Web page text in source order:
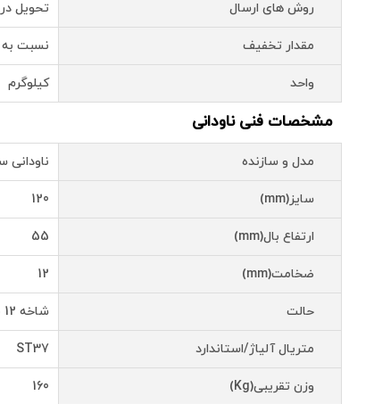
روش های ارسال تحویل در
مقدار تخفیف نسبت
واحد کیلوگرم
مشخصات فنی ناودانی
مدل و سازنده ناودانی سایز 12 شاخه 12متری
سایز(mm) 120
ارتفاع بال(mm) 55
ضخامت(mm) 12
حالت شاخه 12 متری
متریال آلیاژ/استاندارد ST37
وزن تقریبی(Kg) 160